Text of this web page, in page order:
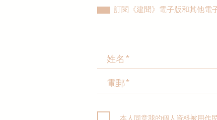
訂閱《建聞》電子版和其他電
本人同意我的個人資料被用作